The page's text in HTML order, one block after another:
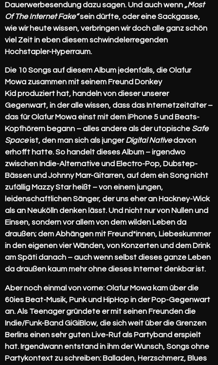
Dauerwerbesendung dazu sagen. Und auch wenn „Most
Of The Internet Fake“sein dürfte, oder eine Sackgasse,
wie wir heute wissen, verbringen wir doch alle ganz schön
viel Zeit in eben diesem schwindelerregenden
Hochstapler-Hyperraum.
Die 10 Songs auf diesem Album jedenfalls, die Olafur
Mowa zusammen mit seinem Freund Donkey
Kid produziert hat, handeln von dieser unserer
Gegenwart, in der alle wissen, dass das Internetzeitalter –
das für Olafur Mowa einst mit dem iPhone 5 und Beats-
Kopfhörern begann – alles andere als der utopische Safe
Spaceist, den man sich als jungerDigital Nativedavon
erhofft hatte. So handelt dieses Album – irgendwo
zwischen Indie-Alternative und Electro-Pop, Dubstep-
Bässen und Johnny Marr-Gitarren, auf dem ein Song nicht
zufällig Mazzy Star heißt – von einem jungen,
leidenschaftlichen Sänger, der uns eher an Hackney-Wick
als an Neukölln denken lässt. Und nicht nur von Nullen und
Einsen, sondern vor allem von dem wilden Leben da
draußen; dem Abhängen mit Freund*innen, Liebeskummer
in den eigenen vier Wänden, von Konzerten und dem Drink
am Späti danach – auch wenn selbst dieses ganze Leben
da draußen kaum mehr ohne dieses Internet denkbar ist.
Aber noch einmal von vorne:Olafur Mowa kam über die
60ies Beat-Musik, Punk und HipHop in der Pop-Gegenwart
an. Als Teenager gründete er mit seinen Freunden die
Indie/Funk-Band GiGiBlow,die sich weit über die Grenzen
Berlins einen sehr guten Live-Ruf als Partyband erspielt
hat. Irgendwann entstand in ihm der Wunsch, Songs ohne
Partykontext zu schreiben: Balladen, Herzschmerz, Blues